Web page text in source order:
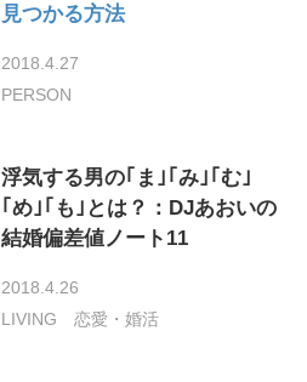
見つかる方法
2018.4.27
PERSON
浮気する男の｢ま｣｢み｣｢む｣
｢め｣｢も｣とは？：DJあおいの
結婚偏差値ノート11
2018.4.26
LIVING
恋愛・婚活